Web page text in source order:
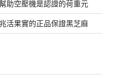
助空壓機是認證的荷重元
活果實的正品保證黑芝麻